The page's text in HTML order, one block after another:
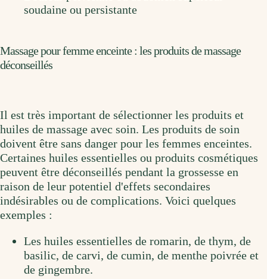
soudaine ou persistante
Massage pour femme enceinte : les produits de massage
déconseillés
Il est très important de sélectionner les produits et
huiles de massage avec soin. Les produits de soin
doivent être sans danger pour les femmes enceintes.
Certaines huiles essentielles ou produits cosmétiques
peuvent être déconseillés pendant la grossesse en
raison de leur potentiel d'effets secondaires
indésirables ou de complications. Voici quelques
exemples :
Les huiles essentielles de romarin, de thym, de
basilic, de carvi, de cumin, de menthe poivrée et
de gingembre.